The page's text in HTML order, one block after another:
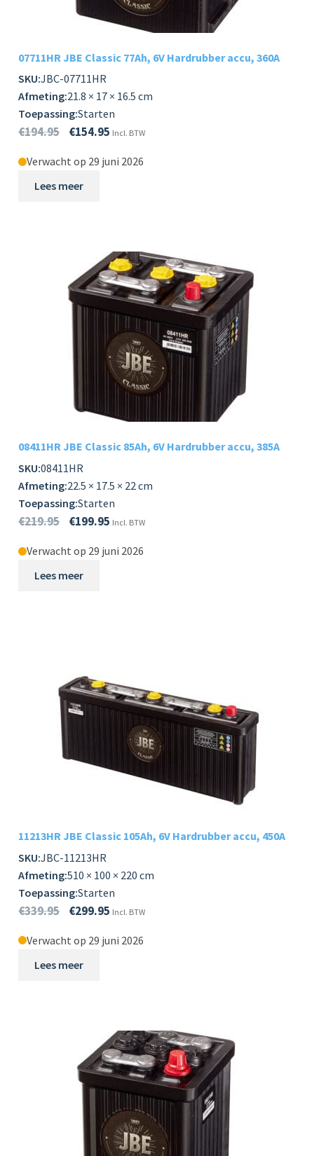
07711HR JBE Classic 77Ah, 6V Hardrubber accu, 360A
SKU:JBC-07711HR
Afmeting:21.8 × 17 × 16.5 cm
Toepassing:Starten
€194.95 €154.95 Incl. BTW
Verwacht op 29 juni 2026
Lees meer
08411HR JBE Classic 85Ah, 6V Hardrubber accu, 385A
SKU:08411HR
Afmeting:22.5 × 17.5 × 22 cm
Toepassing:Starten
€219.95 €199.95 Incl. BTW
Verwacht op 29 juni 2026
Lees meer
11213HR JBE Classic 105Ah, 6V Hardrubber accu, 450A
SKU:JBC-11213HR
Afmeting:510 × 100 × 220 cm
Toepassing:Starten
€339.95 €299.95 Incl. BTW
Verwacht op 29 juni 2026
Lees meer